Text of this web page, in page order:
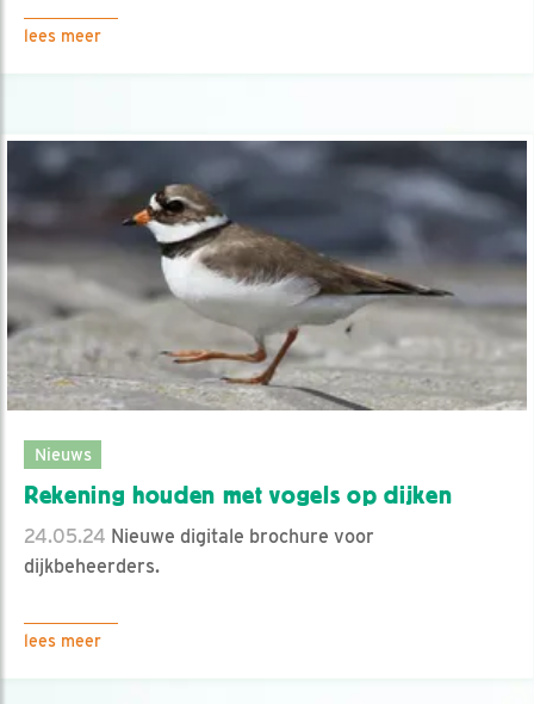
lees meer
Nieuws
Rekening houden met vogels op dijken
24.05.24 Nieuwe digitale brochure voor
dijkbeheerders.
lees meer